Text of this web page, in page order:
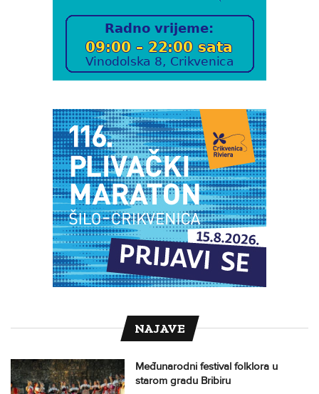
NAJAVE
Međunarodni festival folklora u
starom gradu Bribiru